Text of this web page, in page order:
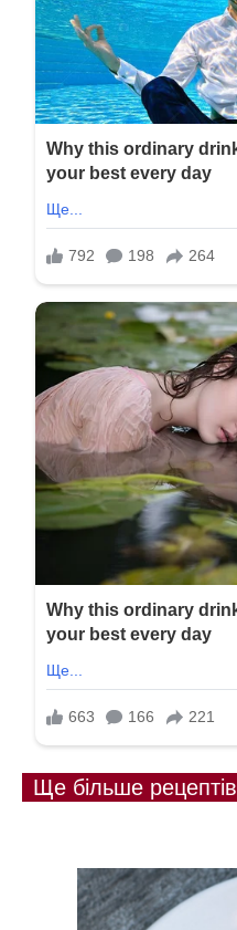
Ще більше рецептів